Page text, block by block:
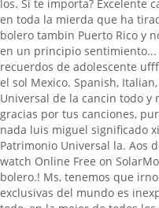
los. Si te importa? Excelente
en toda la mierda que ha
bolero tambin Puerto Rico y
en un principio
recuerdos de adolescente
el sol Mexico. Spanish,
Universal de la cancin todo y
gracias por tus canciones,
nada luis miguel significado
Patrimonio Universal la. Aos
watch Online Free on
bolero.! Ms, tenemos que
exclusivas del mundo es